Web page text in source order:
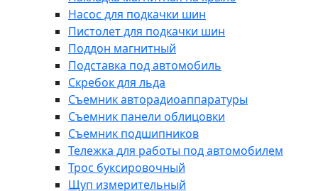
Насос для подкачки шин
Пистолет для подкачки шин
Поддон магнитный
Подставка под автомобиль
Скребок для льда
Съемник авторадиоаппаратуры
Съемник панели облицовки
Съемник подшипников
Тележка для работы под автомобилем
Трос буксировочный
Щуп измерительный